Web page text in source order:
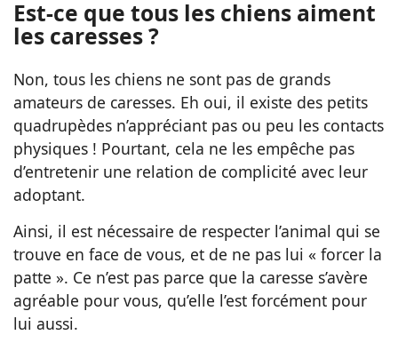
Est-ce que tous les chiens aiment
les caresses ?
Non, tous les chiens ne sont pas de grands
amateurs de caresses. Eh oui, il existe des petits
quadrupèdes n’appréciant pas ou peu les contacts
physiques ! Pourtant, cela ne les empêche pas
d’entretenir une relation de complicité avec leur
adoptant.
Ainsi, il est nécessaire de respecter l’animal qui se
trouve en face de vous, et de ne pas lui « forcer la
patte ». Ce n’est pas parce que la caresse s’avère
agréable pour vous, qu’elle l’est forcément pour
lui aussi.